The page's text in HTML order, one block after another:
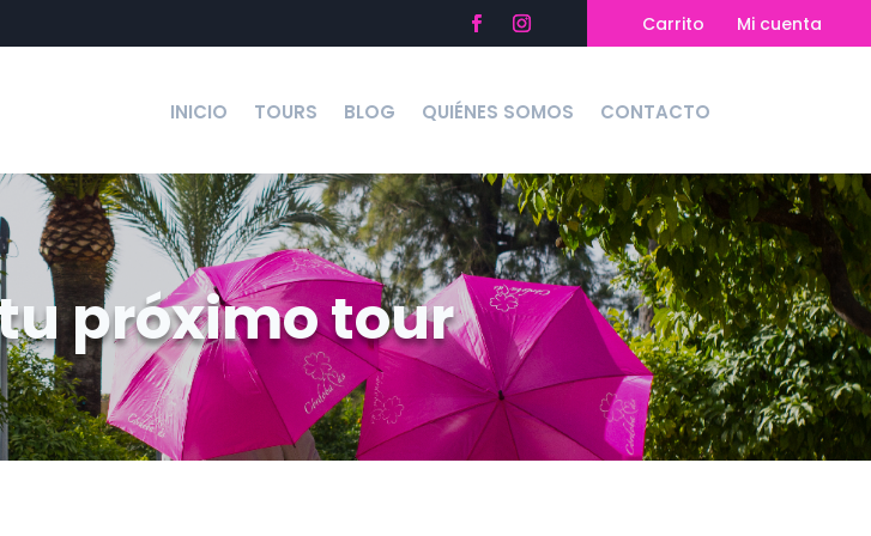
Carrito Mi cuenta
INICIO TOURS BLOG QUIÉNES SOMOS CONTACTO
próximo tour